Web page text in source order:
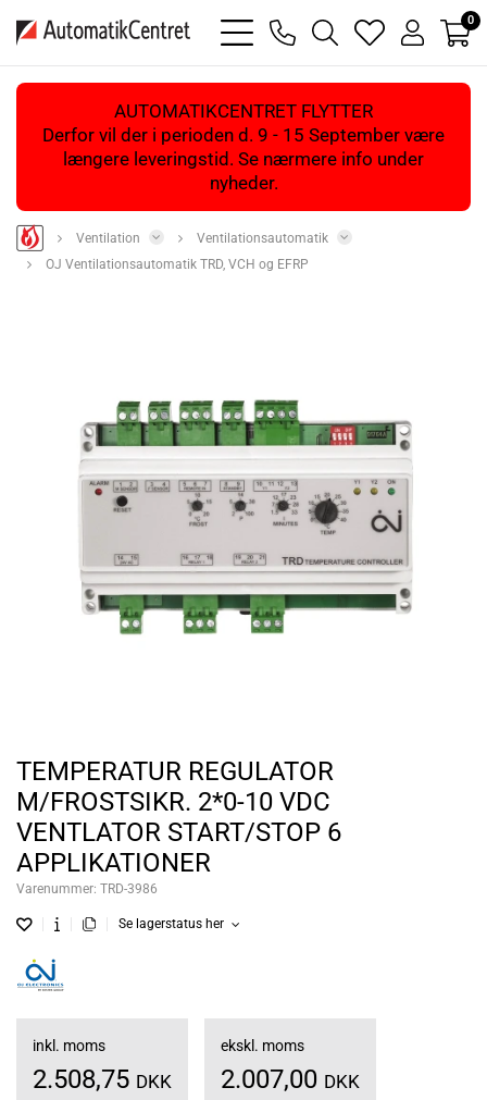
bars
light
phone
magnifying
glass
heart
light
user
light
0
AUTOMATIKCENTRET FLYTTER
Derfor vil der i perioden d. 9 - 15 September være
længere leveringstid. Se nærmere info under
nyheder.
Ventilation
Ventilationsautomatik
OJ Ventilationsautomatik TRD, VCH og EFRP
TEMPERATUR REGULATOR
M/FROSTSIKR. 2*0-10 VDC
VENTLATOR START/STOP 6
APPLIKATIONER
Varenummer: TRD-3986
Se lagerstatus her
inkl. moms
2.508,75 DKK
ekskl. moms
2.007,00 DKK